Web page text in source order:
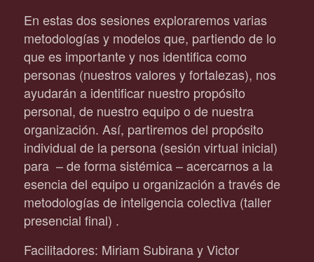
En estas dos sesiones exploraremos varias
metodologías y modelos que, partiendo de lo
que es importante y nos identifica como
personas (nuestros valores y fortalezas), nos
ayudarán a identificar nuestro propósito
personal, de nuestro equipo o de nuestra
organización. Así, partiremos del propósito
individual de la persona (sesión virtual inicial)
para – de forma sistémica – acercarnos a la
esencia del equipo u organización a través de
metodologías de inteligencia colectiva (taller
presencial final) .
Facilitadores: Miriam Subirana y Victor